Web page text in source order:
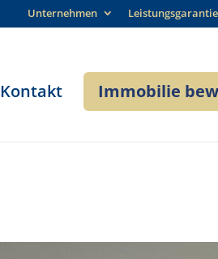
Unternehmen Leistungsgarantie
Kontakt Immobilie